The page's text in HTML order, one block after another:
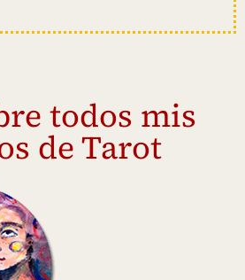
todos mis
de Tarot